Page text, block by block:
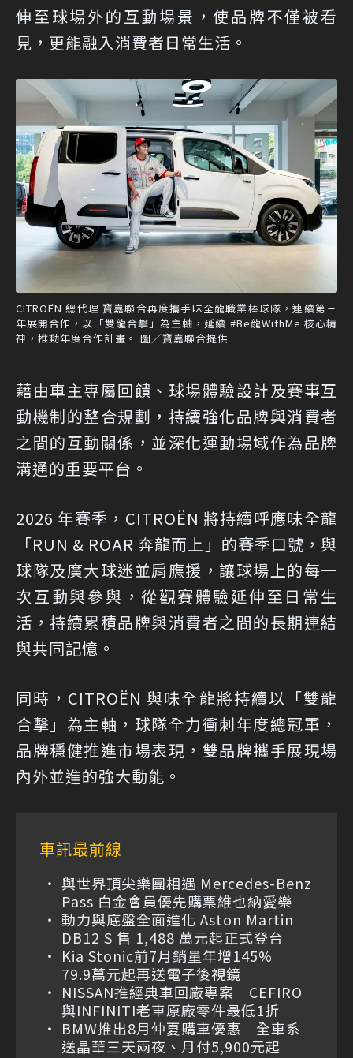
伸至球場外的互動場景，使品牌不僅被看
見，更能融入消費者日常生活。
CITROËN 總代理 寶嘉聯合再度攜手味全龍職業棒球隊，連續第三
年展開合作，以「雙龍合擊」為主軸，延續 #Be龍WithMe 核心精
神，推動年度合作計畫。 圖／寶嘉聯合提供
藉由車主專屬回饋、球場體驗設計及賽事互
動機制的整合規劃，持續強化品牌與消費者
之間的互動關係，並深化運動場域作為品牌
溝通的重要平台。
2026 年賽季，CITROËN 將持續呼應味全龍
「RUN & ROAR 奔龍而上」的賽季口號，與
球隊及廣大球迷並肩應援，讓球場上的每一
次互動與參與，從觀賽體驗延伸至日常生
活，持續累積品牌與消費者之間的長期連結
與共同記憶。
同時，CITROËN 與味全龍將持續以「雙龍
合擊」為主軸，球隊全力衝刺年度總冠軍，
品牌穩健推進市場表現，雙品牌攜手展現場
內外並進的強大動能。
車訊最前線
與世界頂尖樂團相遇 Mercedes-Benz
Pass 白金會員優先購票維也納愛樂
動力與底盤全面進化 Aston Martin
DB12 S 售 1,488 萬元起正式登台
Kia Stonic前7月銷量年增145%
79.9萬元起再送電子後視鏡
NISSAN推經典車回廠專案 CEFIRO
與INFINITI老車原廠零件最低1折
BMW推出8月仲夏購車優惠 全車系
送晶華三天兩夜、月付5,900元起